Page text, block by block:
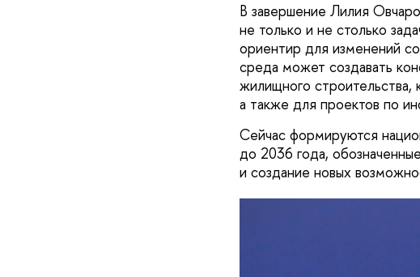
В завершение Лилия
не только и не столько
ориентир для изменений
среда может создавать
жилищного
а также для проектов по
Сейчас формируются
до 2036 года,
и создание новых